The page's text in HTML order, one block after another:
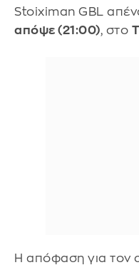
Stoiximan GBL
απόψε (21:00), στο
Η απόφαση για τον